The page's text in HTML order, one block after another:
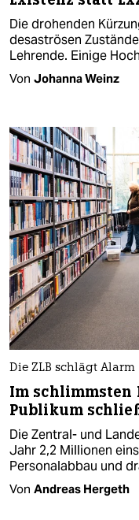
Die drohenden
desaströsen
Lehrende. Einige
Von Johanna Weinz
Die ZLB schlägt Alarm
Im schlimmsten
Publikum
Die Zentral- und
Jahr 2,2 Millionen
Personalabbau und
Von Andreas Hergeth